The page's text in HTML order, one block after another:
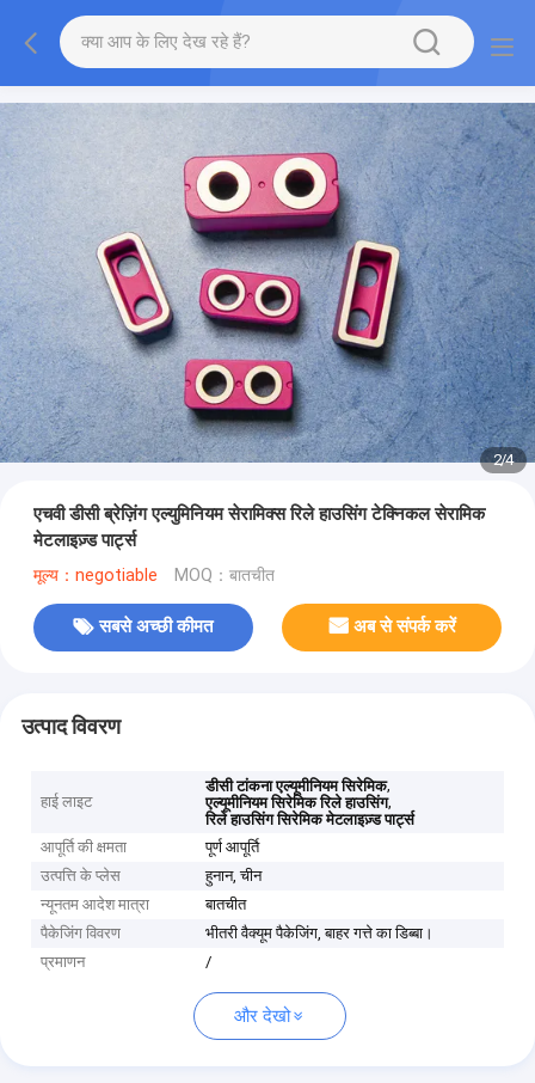
2/4
एचवी डीसी ब्रेज़िंग एल्युमिनियम सेरामिक्स रिले हाउसिंग टेक्निकल सेरामिक
मेटलाइज़्ड पार्ट्स
मूल्य：negotiable MOQ：बातचीत
सबसे अच्छी कीमत अब से संपर्क करें
उत्पाद विवरण
हाई लाइट
डीसी टांकना एल्यूमीनियम सिरेमिक,
एल्यूमीनियम सिरेमिक रिले हाउसिंग,
रिले हाउसिंग सिरेमिक मेटलाइज़्ड पार्ट्स
आपूर्ति की क्षमता
पूर्ण आपूर्ति
उत्पत्ति के प्लेस
हुनान, चीन
न्यूनतम आदेश मात्रा
बातचीत
पैकेजिंग विवरण
भीतरी वैक्यूम पैकेजिंग, बाहर गत्ते का डिब्बा।
प्रमाणन
/
और देखो